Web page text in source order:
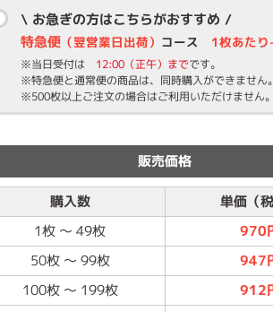
\ お急ぎの方はこちらがおすすめ /
特急便（翌営業日出荷） コース 1枚あた
※当日受付は 12:00（正午）までです。
※特急便と通常便の商品は、同時購入ができません。
※500枚以上ご注文の場合はご利用いただけません。
販売価格
購入数
単価（税
1枚 ～ 49枚
970
50枚 ～ 99枚
947
100枚 ～ 199枚
912